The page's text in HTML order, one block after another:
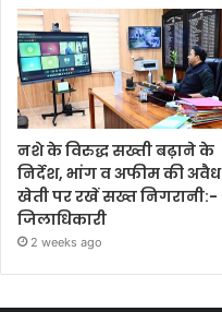
नशे के विरुद्ध सख्ती बढ़ाने के
निर्देश, भांग व अफीम की अवैध
खेती पर रखें सख्त निगरानी:-
जिलाधिकारी
2 weeks ago